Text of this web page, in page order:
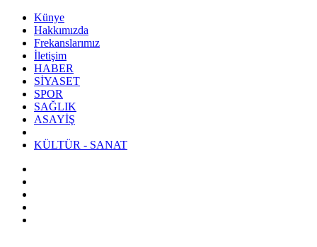
Künye
Hakkımızda
Frekanslarımız
İletişim
HABER
SİYASET
SPOR
SAĞLIK
ASAYİŞ
KÜLTÜR - SANAT